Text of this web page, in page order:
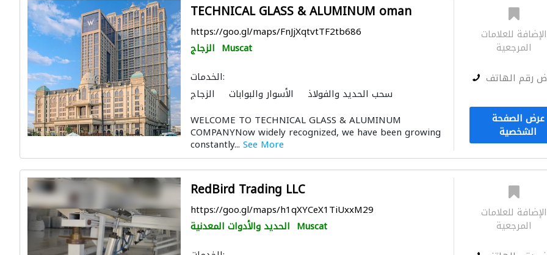
TECHNICAL GLASS & ALUMINUM oman
https://goo.gl/maps/FnJjXqtvtTF2tb686
الزجاج Muscat
الخدمات:
الزجاج
الأسوار والبوابات سحب الحديد والفولاذ
WELCOME TO TECHNICAL GLASS & ALUMINUM
COMPANYNow widely recognized, we have been growing
constantly... See More
الإضافة للعلامات
المرجعية
رقم الهاتف
عرض الصفحة
الشخصية
RedBird Trading LLC
https://goo.gl/maps/h1qXYCeX1TiUxxM29
الحديد والأدوات المعدنية Muscat
الإضافة للعلامات
المرجعية